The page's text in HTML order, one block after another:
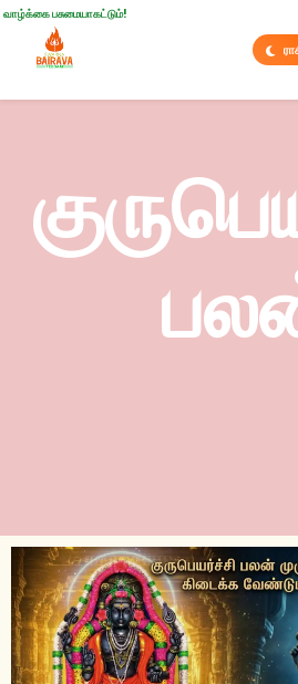
வாழ்க்கை பசுமையாகட்டும்!